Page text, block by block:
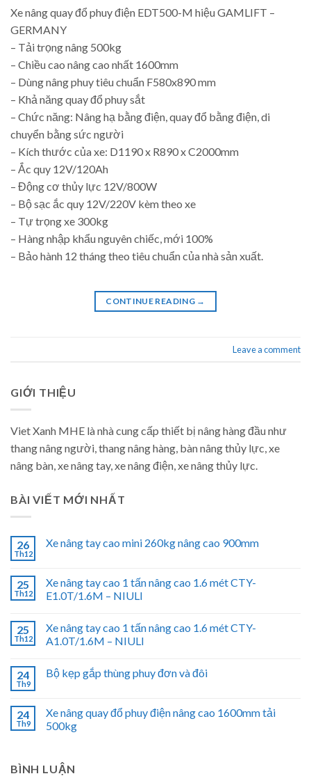
Xe nâng quay đổ phuy điện EDT500-M hiệu GAMLIFT –
GERMANY
– Tải trọng nâng 500kg
– Chiều cao nâng cao nhất 1600mm
– Dùng nâng phuy tiêu chuẩn F580x890 mm
– Khả năng quay đổ phuy sắt
– Chức năng: Nâng hạ bằng điện, quay đổ bằng điện, di
chuyển bằng sức người
– Kích thước của xe: D1190 x R890 x C2000mm
– Ắc quy 12V/120Ah
– Động cơ thủy lực 12V/800W
– Bộ sạc ắc quy 12V/220V kèm theo xe
– Tự trọng xe 300kg
– Hàng nhập khẩu nguyên chiếc, mới 100%
– Bảo hành 12 tháng theo tiêu chuẩn của nhà sản xuất.
CONTINUE READING →
Leave a comment
GIỚI THIỆU
Viet Xanh MHE là nhà cung cấp thiết bị nâng hàng đầu như
thang nâng người, thang nâng hàng, bàn nâng thủy lực, xe
nâng bàn, xe nâng tay, xe nâng điện, xe nâng thủy lực.
BÀI VIẾT MỚI NHẤT
26
Th12
Xe nâng tay cao mini 260kg nâng cao 900mm
25
Th12
Xe nâng tay cao 1 tấn nâng cao 1.6 mét CTY-
E1.0T/1.6M – NIULI
25
Th12
Xe nâng tay cao 1 tấn nâng cao 1.6 mét CTY-
A1.0T/1.6M – NIULI
24
Th9
Bộ kẹp gắp thùng phuy đơn và đôi
24
Th9
Xe nâng quay đổ phuy điện nâng cao 1600mm tải
500kg
BÌNH LUẬN